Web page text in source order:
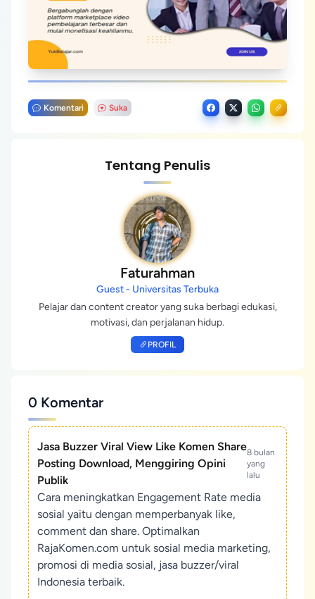
Komentari Suka
Tentang Penulis
Faturahman
Guest - Universitas Terbuka
Pelajar dan content creator yang suka berbagi edukasi,
motivasi, dan perjalanan hidup.
PROFIL
0 Komentar
Jasa Buzzer Viral View Like Komen Share
Posting Download, Menggiring Opini
Publik
8 bulan
yang
lalu
Cara meningkatkan Engagement Rate media
sosial yaitu dengan memperbanyak like,
comment dan share. Optimalkan
RajaKomen.com untuk sosial media marketing,
promosi di media sosial, jasa buzzer/viral
Indonesia terbaik.